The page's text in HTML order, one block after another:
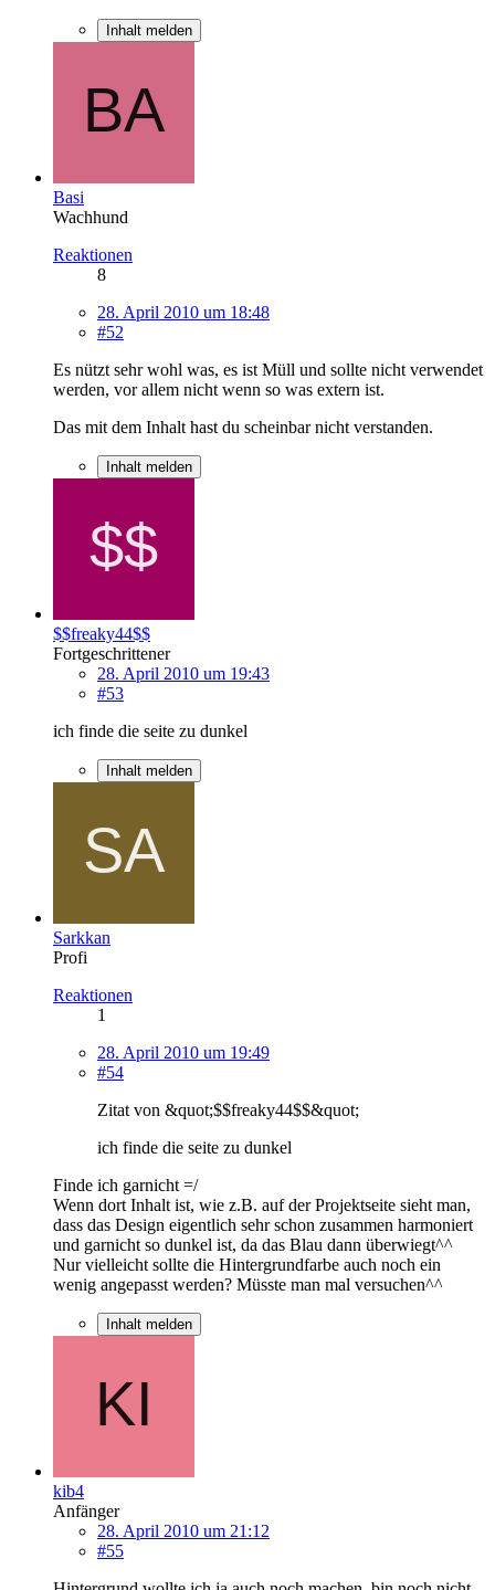
Inhalt melden
Basi
Wachhund
Reaktionen
8
28. April 2010 um 18:48
#52
Es nützt sehr wohl was, es ist Müll und sollte nicht verwendet
werden, vor allem nicht wenn so was extern ist.
Das mit dem Inhalt hast du scheinbar nicht verstanden.
Inhalt melden
$$freaky44$$
Fortgeschrittener
28. April 2010 um 19:43
#53
ich finde die seite zu dunkel
Inhalt melden
Sarkkan
Profi
Reaktionen
1
28. April 2010 um 19:49
#54
Zitat von &quot;$$freaky44$$&quot;
ich finde die seite zu dunkel
Finde ich garnicht =/
Wenn dort Inhalt ist, wie z.B. auf der Projektseite sieht man,
dass das Design eigentlich sehr schon zusammen harmoniert
und garnicht so dunkel ist, da das Blau dann überwiegt^^
Nur vielleicht sollte die Hintergrundfarbe auch noch ein
wenig angepasst werden? Müsste man mal versuchen^^
Inhalt melden
kib4
Anfänger
28. April 2010 um 21:12
#55